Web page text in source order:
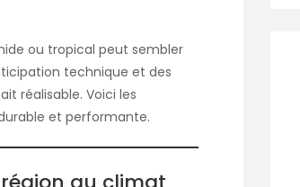
ou tropical peut sembler
technique et des
réalisable. Voici les
et performante.